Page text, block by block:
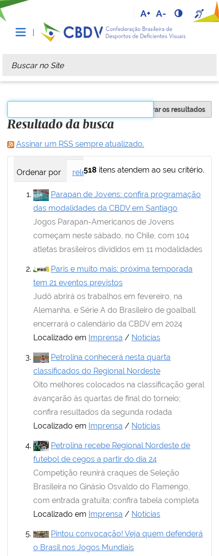
A+ A-
Busca
Busca Avançada…
Filtrar os resultados
Resultado da busca
Assinar um RSS sempre atualizado.
518 itens atendem ao seu critério.
Ordenar por relevância data (mais recente
Parapan de Jovens: confira programação
das modalidades da CBDV em Santiago
Jogos Parapan-Americanos de Jovens
começam neste sábado, no Chile, com 104
atletas brasileiros divididos em 11 modalidades
Paris e muito mais: próxima temporada
tem 21 eventos previstos
Judô abrirá os trabalhos em fevereiro, na
Alemanha, e Série A do Brasileiro de goalball
encerrará o calendário da CBDV em 2024
Localizado em Imprensa / Notícias
Petrolina conhecerá nesta quarta
classificados do Regional Nordeste
Oito melhores colocados na classificação geral
avançarão às quartas de final do torneio;
confira resultados da segunda rodada
Localizado em Imprensa / Notícias
Petrolina recebe Regional Nordeste de
futebol de cegos a partir do dia 24
Competição reunirá craques de Seleção
Brasileira no Ginásio Osvaldo do Flamengo,
com entrada gratuita; confira tabela completa
Localizado em Imprensa / Notícias
Pintou convocação! Veja quem defenderá
o Brasil nos Jogos Mundiais